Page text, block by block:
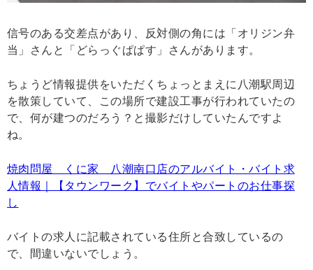
信号のある交差点があり、反対側の角には「オリジン弁
当」さんと「どらっぐぱぱす」さんがあります。
ちょうど情報提供をいただくちょっとまえに八潮駅周辺
を散策していて、この場所で建設工事が行われていたの
で、何が建つのだろう？と撮影だけしていたんですよ
ね。
焼肉問屋 くに家 八潮南口店のアルバイト・バイト求
人情報｜【タウンワーク】でバイトやパートのお仕事探
し
バイトの求人に記載されている住所と合致しているの
で、間違いないでしょう。